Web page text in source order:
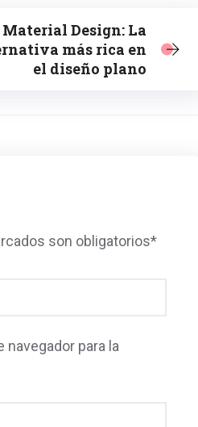
Material Design: La
más rica en
el diseño plano
son obligatorios*
para la